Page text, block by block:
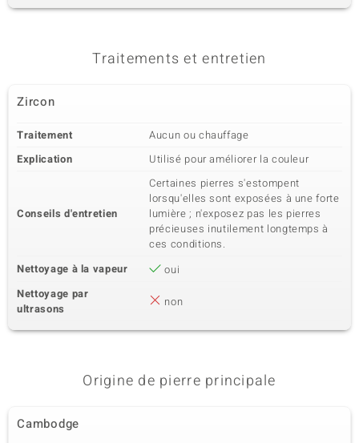
Traitements et entretien
Zircon
Traitement
Aucun ou chauffage
Explication
Utilisé pour améliorer la couleur
Conseils d'entretien
Certaines pierres s'estompent
lorsqu'elles sont exposées à une forte
lumière ; n'exposez pas les pierres
précieuses inutilement longtemps à
ces conditions.
Nettoyage à la vapeur
oui
Nettoyage par
ultrasons
non
Origine de pierre principale
Cambodge